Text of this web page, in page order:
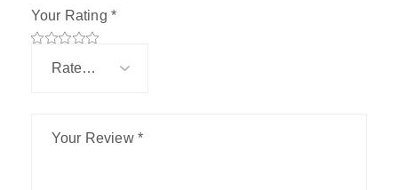
Your Rating *